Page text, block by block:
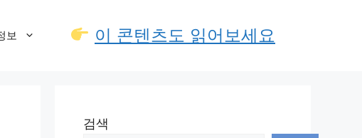
보 이 콘텐츠도 읽어보세요
검색